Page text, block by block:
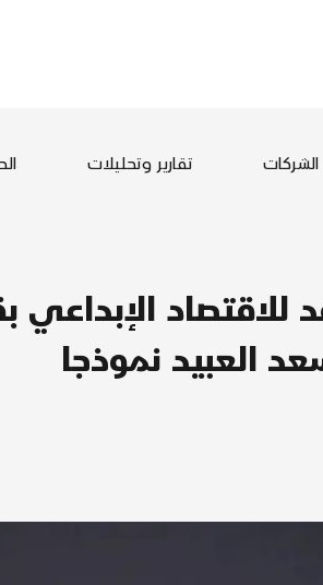
الشركات تقارير وتحليلات
للاقتصاد
العبيد نموذجا